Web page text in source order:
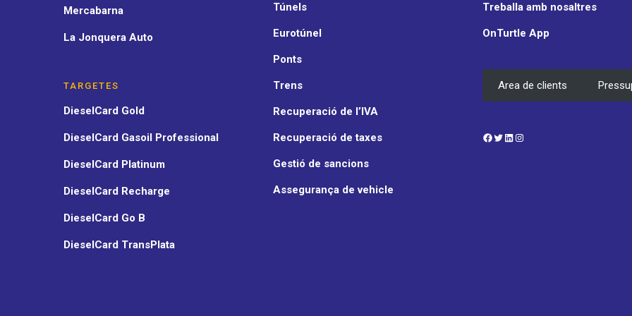
Mercabarna
La Jonquera Auto
TARGETES
DieselCard Gold
DieselCard Gasoil Professional
DieselCard Platinum
DieselCard Recharge
DieselCard Go B
DieselCard TransPlata
Túnels
Eurotúnel
Ponts
Trens
Recuperació de l’IVA
Recuperació de taxes
Gestió de sancions
Assegurança de vehicle
Treballa amb nosaltres
OnTurtle App
Area de clients
Facebook
Twitter
LinkedIn